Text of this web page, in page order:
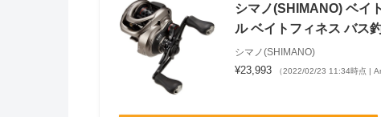
シマノ(SHIMANO) ベイ
ル ベイトフィネス バス
シマノ(SHIMANO)
¥23,993 （2022/02/23 11:34時点 |